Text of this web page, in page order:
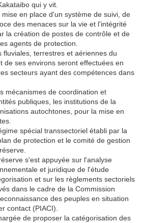
qui y vit.
en place d'un système de suivi, de
des menaces sur la vie et l'intégrité
la création de postes de contrôle et de
agents de protection.
fluviales, terrestres et aériennes du
de ses environs seront effectuées en
secteurs ayant des compétences dans
mécanismes de coordination et
publiques, les institutions de la
autochtones, pour la mise en
spécial transsectoriel établi par la
de protection et le comité de gestion
s'est appuyée sur l'analyse
et juridique de l'étude
et sur les règlements sectoriels
dans le cadre de la Commission
des peuples en situation
contact (PIACI).
de proposer la catégorisation des